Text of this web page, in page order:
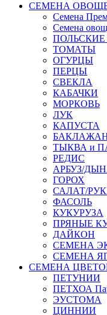
СЕМЕНА
Семена
Семена
ПОЛЬСКИЕ
ТОМАТЫ
ОГУРЦЫ
ПЕРЦЫ
СВЕКЛА
КАБАЧКИ
МОРКОВЬ
ЛУК
КАПУСТА
ТЫКВА и
РЕДИС
АРБУЗ/
ГОРОХ
САЛАТ/
ФАСОЛЬ
КУКУРУЗА
ПРЯНЫЕ
ДАЙКОН
СЕМЕНА
СЕМЕНА
СЕМЕНА
ПЕТУНИИ
ПЕТХОА
ЭУСТОМА
ЦИННИИ